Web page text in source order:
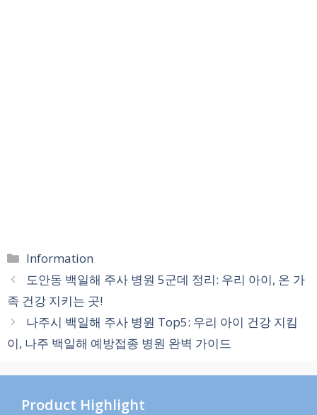
카
테
리
Information
도안동 백일해 주사 병원 5군데 정리: 우리 아이, 온 가
족 건강 지키는 곳!
나주시 백일해 주사 병원 Top5: 우리 아이 건강 지킴
이, 나주 백일해 예방접종 병원 완벽 가이드
Product Highlight